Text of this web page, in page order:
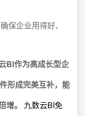
保企业用得好、
BI作为高成长型企
形成完美互补，能
。
九数云BI免